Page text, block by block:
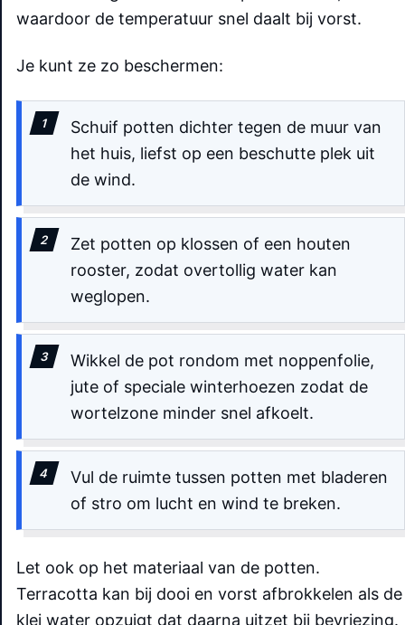
waardoor de temperatuur snel daalt bij vorst.
Je kunt ze zo beschermen:
Schuif potten dichter tegen de muur van
het huis, liefst op een beschutte plek uit
de wind.
Zet potten op klossen of een houten
rooster, zodat overtollig water kan
weglopen.
Wikkel de pot rondom met noppenfolie,
jute of speciale winterhoezen zodat de
wortelzone minder snel afkoelt.
Vul de ruimte tussen potten met bladeren
of stro om lucht en wind te breken.
Let ook op het materiaal van de potten.
Terracotta kan bij dooi en vorst afbrokkelen als de
klei water opzuigt dat daarna uitzet bij bevriezing.